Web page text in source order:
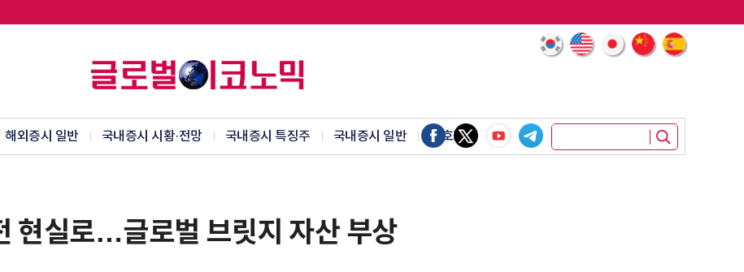
해외증시 일반 국내증시 시황·전망 국내증시 특징주 국내증시 일반 암호화폐
현실로…글로벌 브릿지 자산 부상